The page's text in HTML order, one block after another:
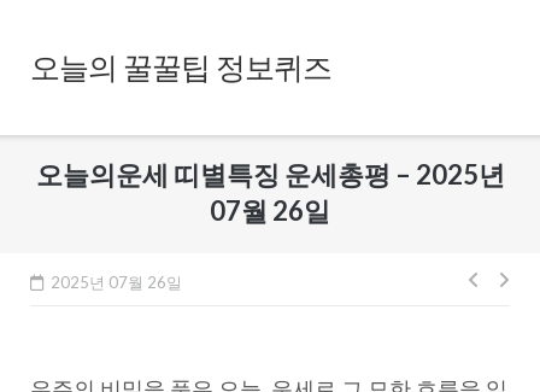
content오늘의 꿀꿀팁 정보퀴즈
오늘의운세 띠별특징 운세총평 – 2025년
07월 26일
2025년 07월 26일
글